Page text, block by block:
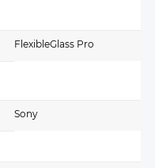
FlexibleGlass Pro
Sony